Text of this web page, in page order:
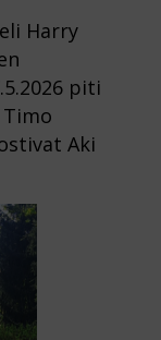
Harry
piti
Aki